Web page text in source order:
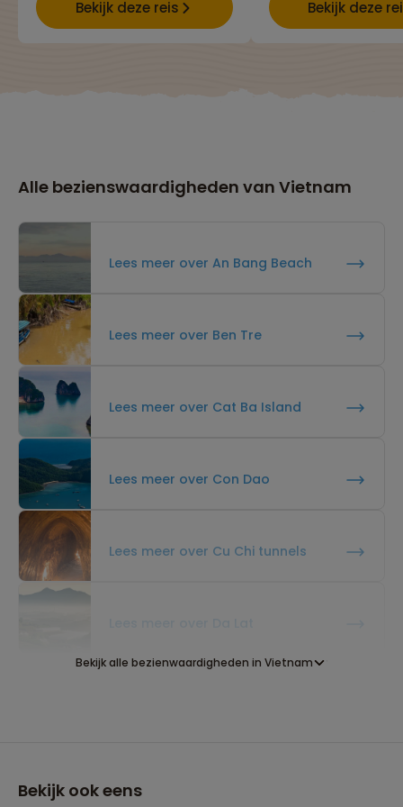
Bekijk deze reis Bekijk deze
Alle bezienswaardigheden van Vietnam
Lees meer over An Bang Beach
Lees meer over Ben Tre
Lees meer over Cat Ba Island
Lees meer over Con Dao
Lees meer over Cu Chi tunnels
Bekijk alle bezienwaardigheden in Vietnam
Bekijk ook eens